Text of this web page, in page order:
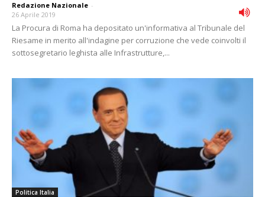
Redazione Nazionale -
26 Aprile 2019
La Procura di Roma ha depositato un'informativa al Tribunale del
Riesame in merito all'indagine per corruzione che vede coinvolti il
sottosegretario leghista alle Infrastrutture,...
Politica Italia